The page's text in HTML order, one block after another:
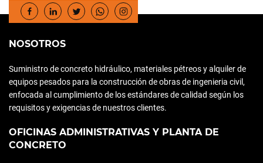
NOSOTROS
Suministro de concreto hidráulico, materiales pétreos y alquiler de
equipos pesados para la construcción de obras de ingenieria civil,
enfocada al cumplimiento de los estándares de calidad según los
requisitos y exigencias de nuestros clientes.
OFICINAS ADMINISTRATIVAS Y PLANTA DE
CONCRETO